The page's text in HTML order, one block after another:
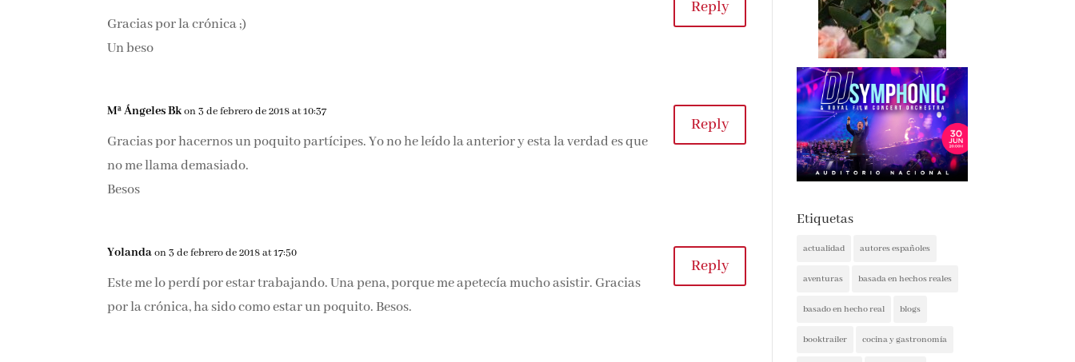
Gracias por la crónica ;)
Un beso
Reply
Mª Ángeles Bk on 3 de febrero de 2018 at 10:37
Gracias por hacernos un poquito partícipes. Yo no he leído la anterior y esta la verdad es que
no me llama demasiado.
Besos
Reply
Yolanda on 3 de febrero de 2018 at 17:50
Este me lo perdí por estar trabajando. Una pena, porque me apetecía mucho asistir. Gracias
por la crónica, ha sido como estar un poquito. Besos.
Reply
Etiquetas
actualidad autores españoles
aventuras basada en hechos reales
basado en hecho real blogs
booktrailer cocina y gastronomía